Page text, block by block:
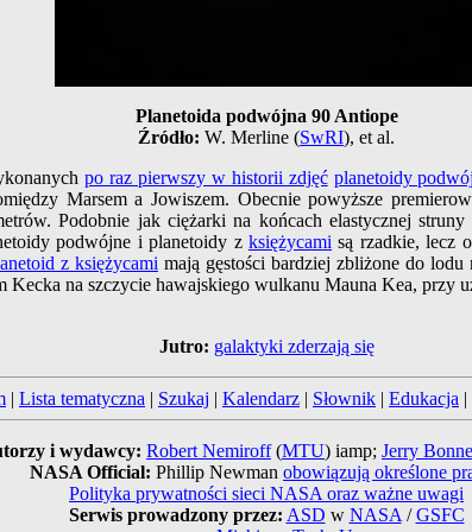
Planetoida podwójna 90 Antiope
Źródło: W. Merline (SwRI), et al.
po raz pierwszy w historii zdjęć planetoidy
Marsem a Jowiszem. Obecnie powyższe
Podobnie jak ciężarki na końcach elastycznej struny
podwójne i planetoidy z księżycami są rzadkie, lecz
z księżycami mają gęstości bardziej zbliżone do
Kecka na szczycie hawajskiego wulkanu Mauna Kea, przy
Jutro: galaktyki zderzają się
| Lista tematyczna | Szukaj | Kalendarz | Słownik | Edukacja |
i wydawcy: Robert Nemiroff(MTU) iamp; Jerry
NASA Official: Phillip Newman obowiązują określone
Polityka prywatności sieci NASA oraz ważne uwagi
Serwis prowadzony przez: ASD w NASA /GSFC